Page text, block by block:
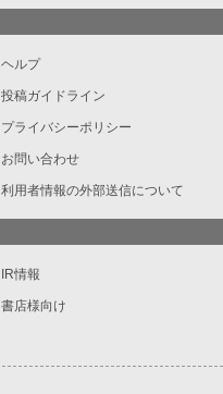
ヘルプ
投稿ガイドライン
プライバシーポリシー
お問い合わせ
利用者情報の外部送信について
IR情報
書店様向け